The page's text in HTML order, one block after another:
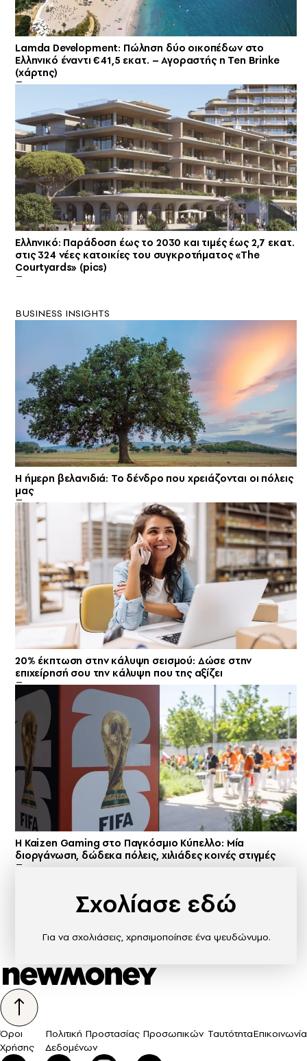
Lamda Development: Πώληση δύο οικοπέδων στο
Ελληνικό έναντι €41,5 εκατ. – Αγοραστής η Ten Brinke
(χάρτης)
Ελληνικό: Παράδοση έως το 2030 και τιμές έως 2,7 εκατ.
στις 324 νέες κατοικίες του συγκροτήματος «The
Courtyards» (pics)
BUSINESS INSIGHTS
Η ήμερη βελανιδιά: Το δένδρο που χρειάζονται οι πόλεις
μας
20% έκπτωση στην κάλυψη σεισμού: Δώσε στην
επιχείρησή σου την κάλυψη που της αξίζει
H Kaizen Gaming στο Παγκόσμιο Kύπελλο: Μία
διοργάνωση, δώδεκα πόλεις, χιλιάδες κοινές στιγμές
Σχολίασε εδώ
Για να σχολιάσεις, χρησιμοποίησε ένα ψευδώνυμο.
Όροι
Χρήσης
Πολιτική Προστασίας Προσωπικών
Δεδομένων
ΤαυτότηταΕπικοινωνία